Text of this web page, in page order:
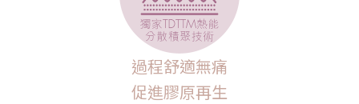
過程舒適無痛
促進膠原再生